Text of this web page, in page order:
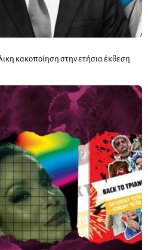
κακοποίηση στην ετήσια έκθεση